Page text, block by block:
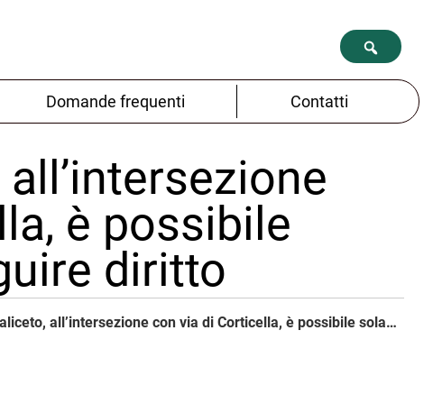
Domande frequenti Contatti
è possibile
diritto
Da via di Saliceto, all’intersezione con via di Corticella, è possibile solamente proseguire diritto